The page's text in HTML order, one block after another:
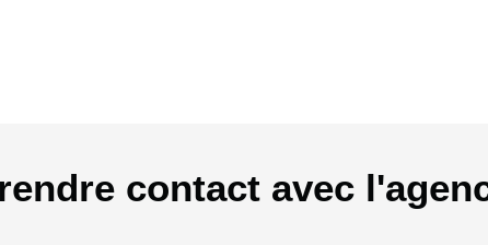
contact avec